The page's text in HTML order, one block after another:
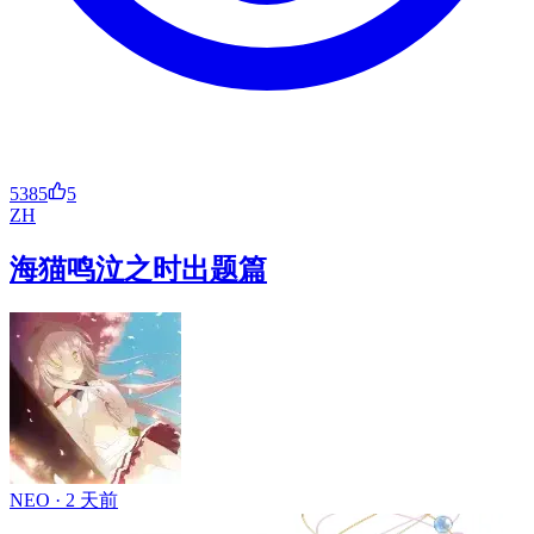
5385
5
ZH
海猫鸣泣之时出题篇
NEO · 2 天前